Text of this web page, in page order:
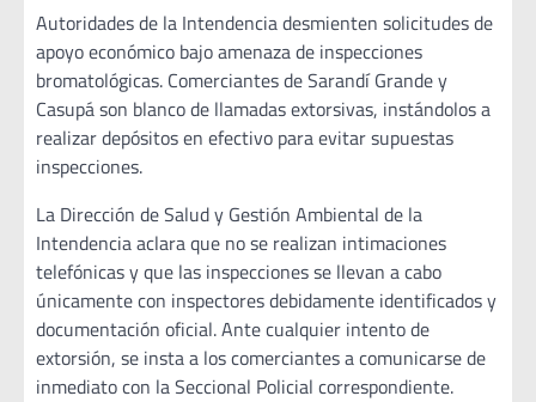
Autoridades de la Intendencia desmienten solicitudes de
apoyo económico bajo amenaza de inspecciones
bromatológicas. Comerciantes de Sarandí Grande y
Casupá son blanco de llamadas extorsivas, instándolos a
realizar depósitos en efectivo para evitar supuestas
inspecciones.
La Dirección de Salud y Gestión Ambiental de la
Intendencia aclara que no se realizan intimaciones
telefónicas y que las inspecciones se llevan a cabo
únicamente con inspectores debidamente identificados y
documentación oficial. Ante cualquier intento de
extorsión, se insta a los comerciantes a comunicarse de
inmediato con la Seccional Policial correspondiente.